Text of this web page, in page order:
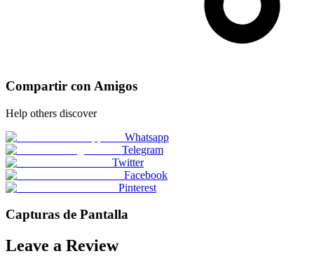
Compartir con Amigos
Help others discover
Whatsapp
Telegram
Twitter
Facebook
Pinterest
Capturas de Pantalla
Leave a Review